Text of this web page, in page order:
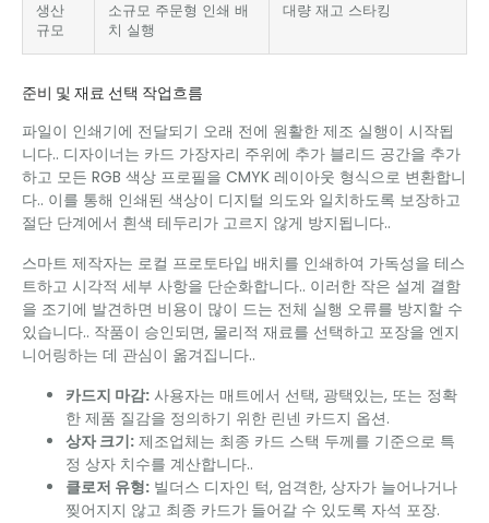
생산
규모
소규모 주문형 인쇄 배
치 실행
대량 재고 스타킹
준비 및 재료 선택 작업흐름
파일이 인쇄기에 전달되기 오래 전에 원활한 제조 실행이 시작됩
니다.. 디자이너는 카드 가장자리 주위에 추가 블리드 공간을 추가
하고 모든 RGB 색상 프로필을 CMYK 레이아웃 형식으로 변환합니
다.. 이를 통해 인쇄된 색상이 디지털 의도와 일치하도록 보장하고
절단 단계에서 흰색 테두리가 고르지 않게 방지됩니다..
스마트 제작자는 로컬 프로토타입 배치를 인쇄하여 가독성을 테스
트하고 시각적 세부 사항을 단순화합니다.. 이러한 작은 설계 결함
을 조기에 발견하면 비용이 많이 드는 전체 실행 오류를 방지할 수
있습니다.. 작품이 승인되면, 물리적 재료를 선택하고 포장을 엔지
니어링하는 데 관심이 옮겨집니다..
카드지 마감: 사용자는 매트에서 선택, 광택있는, 또는 정확
한 제품 질감을 정의하기 위한 린넨 카드지 옵션.
상자 크기: 제조업체는 최종 카드 스택 두께를 기준으로 특
정 상자 치수를 계산합니다..
클로저 유형: 빌더스 디자인 턱, 엄격한, 상자가 늘어나거나
찢어지지 않고 최종 카드가 들어갈 수 있도록 자석 포장.